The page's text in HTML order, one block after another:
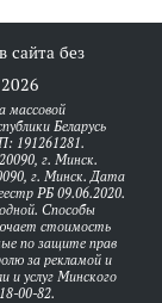
сайта без
массовой
Беларусь
191261281.
г. Минск.
г. Минск. Дата
РБ 09.06.2020.
Способы
стоимость
по защите прав
за рекламой и
и услуг Минского
00-82.